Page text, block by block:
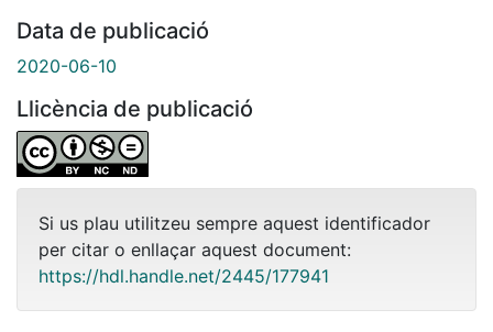
Data de publicació
2020-06-10
Llicència de publicació
Si us plau utilitzeu sempre aquest identificador
per citar o enllaçar aquest document:
https://hdl.handle.net/2445/177941